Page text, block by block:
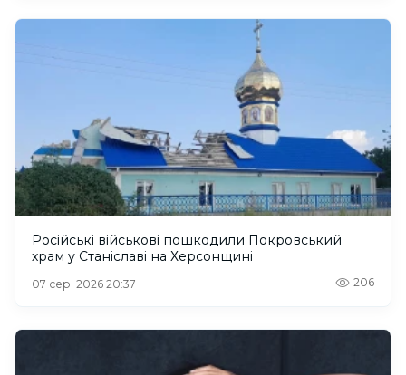
Російські військові пошкодили Покровський
храм у Станіславі на Херсонщині
07 сер. 2026 20:37 206